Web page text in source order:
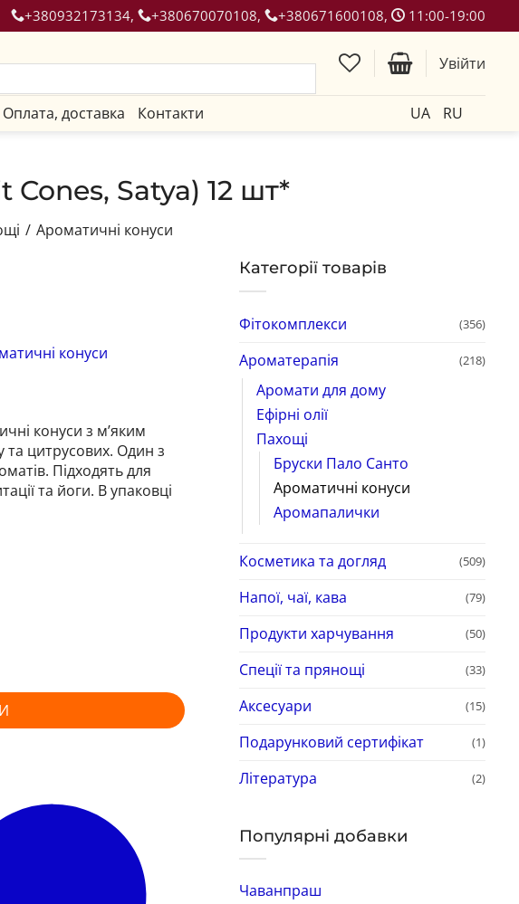
+380932173134, +380670070108, +380671600108, 11:00-19:00
Увійти
Оплата, доставка Контакти UA RU
Cones, Satya) 12 шт*
/ Ароматичні конуси
Категорії товарів
Фітокомплекси (356)
Ароматерапія (218)
Аромати для дому
Ефірні олії
Пахощі
Бруски Пало Санто
Ароматичні конуси
Аромапалички
Косметика та догляд (509)
Напої, чаї, кава (79)
Продукти харчування (50)
Спеції та прянощі (33)
Аксесуари (15)
Подарунковий сертифікат (1)
Література (2)
Популярні добавки
Чаванпраш
конуси
конуси з м’яким
та цитрусових. Один з
Підходять для
та йоги. В упаковці